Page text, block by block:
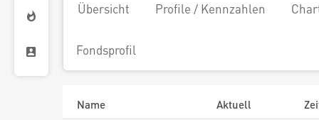
Übersicht Profile / Kennzahlen
Fondsprofil
Name Aktuell